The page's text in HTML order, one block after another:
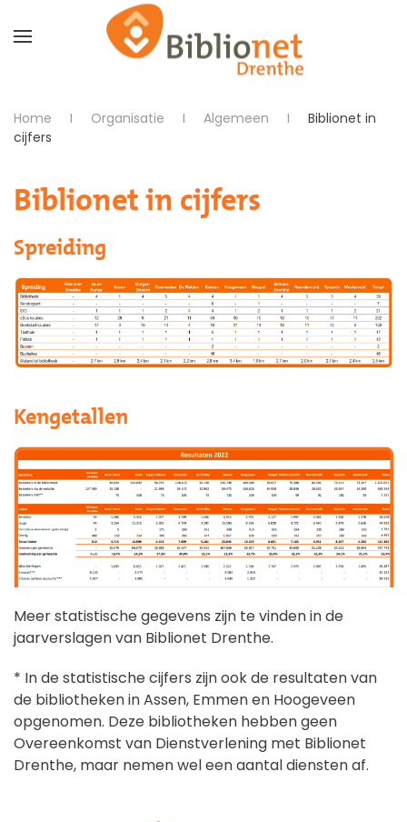
Terug naar hoofdinhoud
Home Organisatie Algemeen
Biblionet in
cijfers
Biblionet in cijfers
Spreiding
Kengetallen
Meer statistische gegevens zijn te vinden in de
jaarverslagen van Biblionet Drenthe.
* In de statistische cijfers zijn ook de resultaten van
de bibliotheken in Assen, Emmen en Hoogeveen
opgenomen. Deze bibliotheken hebben geen
Overeenkomst van Dienstverlening met Biblionet
Drenthe, maar nemen wel een aantal diensten af.